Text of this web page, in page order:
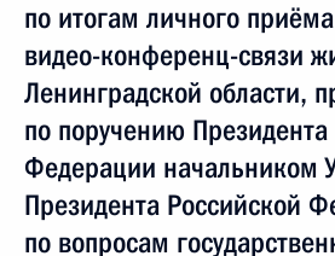
по итогам личного
видео-конференц-связи
Ленинградской области,
по поручению Президента
Федерации начальником
Президента Российской
по вопросам